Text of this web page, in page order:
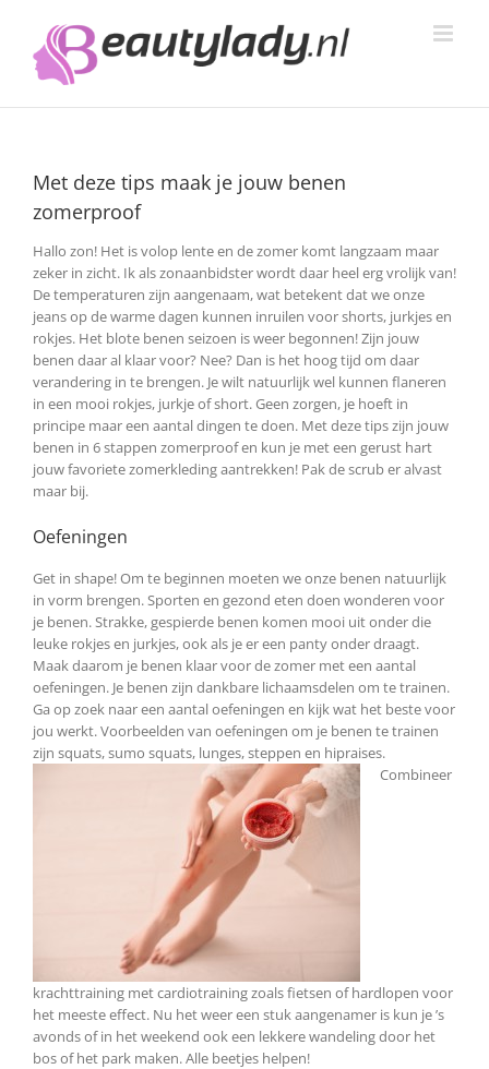
inhoud
Met deze tips maak je jouw benen
zomerproof
Hallo zon! Het is volop lente en de zomer komt langzaam maar
zeker in zicht. Ik als zonaanbidster wordt daar heel erg vrolijk van!
De temperaturen zijn aangenaam, wat betekent dat we onze
jeans op de warme dagen kunnen inruilen voor shorts, jurkjes en
rokjes. Het blote benen seizoen is weer begonnen! Zijn jouw
benen daar al klaar voor? Nee? Dan is het hoog tijd om daar
verandering in te brengen. Je wilt natuurlijk wel kunnen flaneren
in een mooi rokjes, jurkje of short. Geen zorgen, je hoeft in
principe maar een aantal dingen te doen. Met deze tips zijn jouw
benen in 6 stappen zomerproof en kun je met een gerust hart
jouw favoriete zomerkleding aantrekken! Pak de scrub er alvast
maar bij.
Oefeningen
Get in shape! Om te beginnen moeten we onze benen natuurlijk
in vorm brengen. Sporten en gezond eten doen wonderen voor
je benen. Strakke, gespierde benen komen mooi uit onder die
leuke rokjes en jurkjes, ook als je er een panty onder draagt.
Maak daarom je benen klaar voor de zomer met een aantal
oefeningen. Je benen zijn dankbare lichaamsdelen om te trainen.
Ga op zoek naar een aantal oefeningen en kijk wat het beste voor
jou werkt. Voorbeelden van oefeningen om je benen te trainen
zijn squats, sumo squats, lunges, steppen en hipraises.
Combineer
krachttraining met cardiotraining zoals fietsen of hardlopen voor
het meeste effect. Nu het weer een stuk aangenamer is kun je ’s
avonds of in het weekend ook een lekkere wandeling door het
bos of het park maken. Alle beetjes helpen!